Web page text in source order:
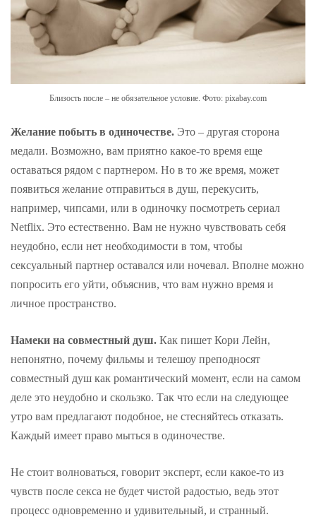
Близость после – не обязательное условие. Фото: pixabay.com
Желание побыть в одиночестве. Это – другая сторона
медали. Возможно, вам приятно какое-то время еще
оставаться рядом с партнером. Но в то же время, может
появиться желание отправиться в душ, перекусить,
например, чипсами, или в одиночку посмотреть сериал
Netflix. Это естественно. Вам не нужно чувствовать себя
неудобно, если нет необходимости в том, чтобы
сексуальный партнер оставался или ночевал. Вполне можно
попросить его уйти, объяснив, что вам нужно время и
личное пространство.
Намеки на совместный душ. Как пишет Кори Лейн,
непонятно, почему фильмы и телешоу преподносят
совместный душ как романтический момент, если на самом
деле это неудобно и скользко. Так что если на следующее
утро вам предлагают подобное, не стесняйтесь отказать.
Каждый имеет право мыться в одиночестве.
Не стоит волноваться, говорит эксперт, если какое-то из
чувств после секса не будет чистой радостью, ведь этот
процесс одновременно и удивительный, и странный.